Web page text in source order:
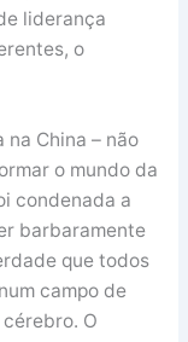
liderança
o
na China – não
o mundo da
condenada a
barbaramente
que todos
campo de
O